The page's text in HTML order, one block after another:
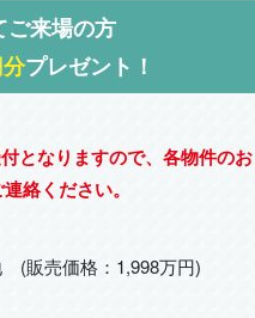
ご来場の方
プレゼント！
となりますので、各物件のお
絡ください。
(販売価格：1,998万円)